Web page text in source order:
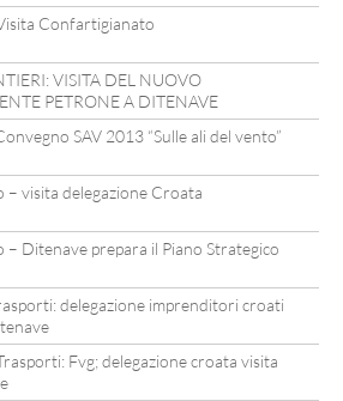
Confartigianato
VISITA DEL NUOVO
PETRONE A DITENAVE
SAV 2013 “Sulle ali del vento”
– visita delegazione Croata
– Ditenave prepara il Piano Strategico
delegazione imprenditori croati
Fvg; delegazione croata visita